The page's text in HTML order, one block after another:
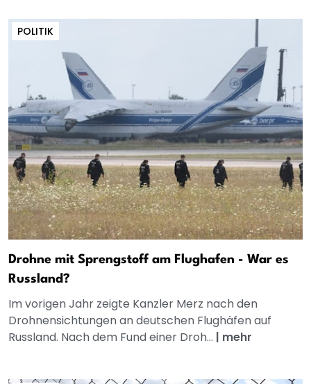
POLITIK
Drohne mit Sprengstoff am Flughafen - War es
Russland?
Im vorigen Jahr zeigte Kanzler Merz nach den
Drohnensichtungen an deutschen Flughäfen auf
Russland. Nach dem Fund einer Droh... | mehr